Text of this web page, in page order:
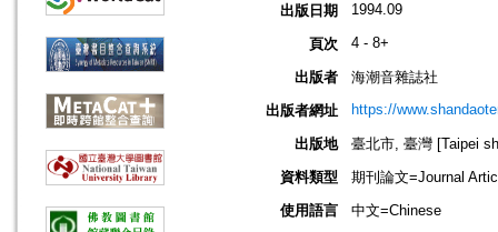
出版日期 1994.09
頁次 4 - 8+
出版者
海潮音雜誌社
出版者網址
https://
出版地
臺北市, 臺灣 [Taipei
資料類型
期刊論文=Journal
使用語言
中文=Chinese